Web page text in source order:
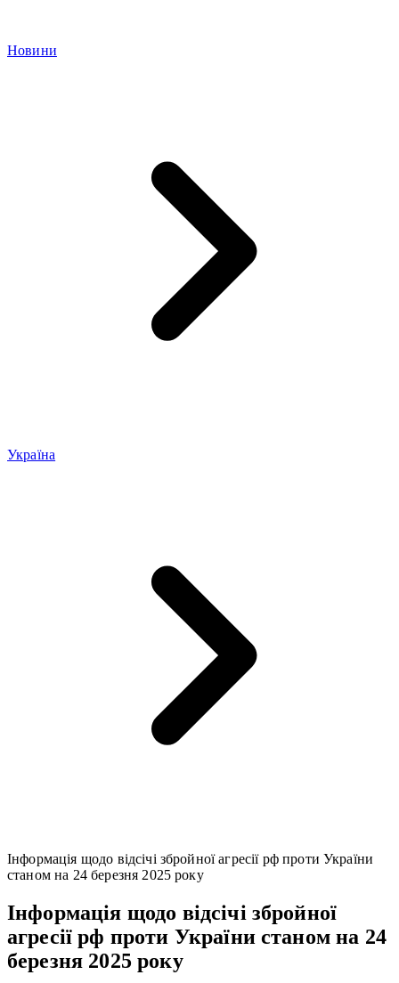
Новини
Україна
Інформація щодо відсічі збройної агресії рф проти України
станом на 24 березня 2025 року
Інформація щодо відсічі збройної
агресії рф проти України станом на 24
березня 2025 року